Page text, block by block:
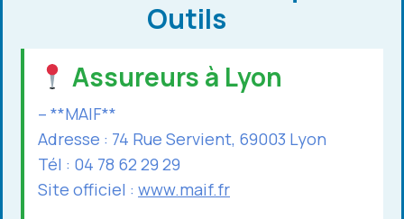
Outils
Assureurs à Lyon
– **MAIF**
Adresse : 74 Rue Servient, 69003 Lyon
Tél : 04 78 62 29 29
Site officiel : www.maif.fr